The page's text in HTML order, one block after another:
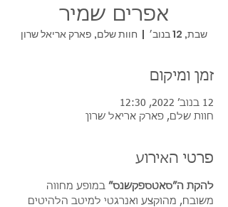
אפרים שמיר
שבת, 12 בנוב׳
  |
חוות שלם, פארק אריאל שרון
זמן ומיקום
12 בנוב׳ 2022, 12:30
חוות שלם, פארק אריאל שרון
פרטי האירוע
להקת ה״סאטספקשנס״ במופע מחווה
משובח, מהוקצע ואנרגטי למיטב הלהיטים